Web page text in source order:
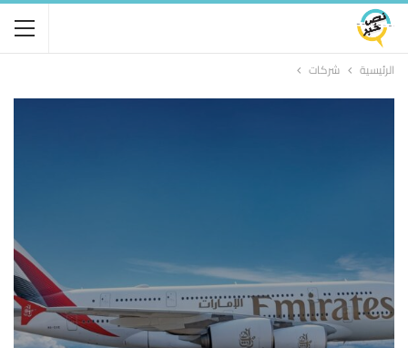
الرئيسية شركات